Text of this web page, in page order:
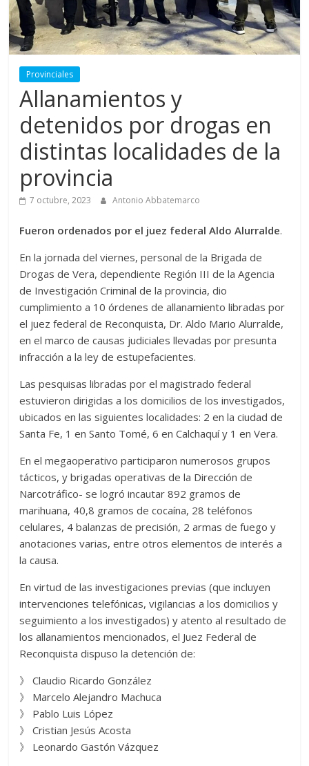
Provinciales
Allanamientos y
detenidos por drogas en
distintas localidades de la
provincia
7 octubre, 2023 Antonio Abbatemarco
Fueron ordenados por el juez federal Aldo Alurralde.
En la jornada del viernes, personal de la Brigada de
Drogas de Vera, dependiente Región III de la Agencia
de Investigación Criminal de la provincia, dio
cumplimiento a 10 órdenes de allanamiento libradas por
el juez federal de Reconquista, Dr. Aldo Mario Alurralde,
en el marco de causas judiciales llevadas por presunta
infracción a la ley de estupefacientes.
Las pesquisas libradas por el magistrado federal
estuvieron dirigidas a los domicilios de los investigados,
ubicados en las siguientes localidades: 2 en la ciudad de
Santa Fe, 1 en Santo Tomé, 6 en Calchaquí y 1 en Vera.
En el megaoperativo participaron numerosos grupos
tácticos, y brigadas operativas de la Dirección de
Narcotráfico- se logró incautar 892 gramos de
marihuana, 40,8 gramos de cocaína, 28 teléfonos
celulares, 4 balanzas de precisión, 2 armas de fuego y
anotaciones varias, entre otros elementos de interés a
la causa.
En virtud de las investigaciones previas (que incluyen
intervenciones telefónicas, vigilancias a los domicilios y
seguimiento a los investigados) y atento al resultado de
los allanamientos mencionados, el Juez Federal de
Reconquista dispuso la detención de:
》 Claudio Ricardo González
》 Marcelo Alejandro Machuca
》 Pablo Luis López
》 Cristian Jesús Acosta
》 Leonardo Gastón Vázquez